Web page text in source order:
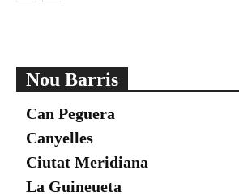
Nou Barris
Can Peguera
Canyelles
Ciutat Meridiana
La Guineueta